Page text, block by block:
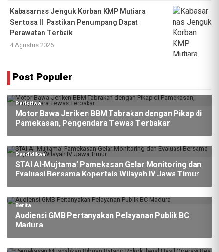
Kabasarnas Jenguk Korban KMP Mutiara
Sentosa II, Pastikan Penumpang Dapat
Perawatan Terbaik
4 Agustus 2026
Post Populer
Peristiwa
Motor Bawa Jeriken BBM Tabrakan dengan Pikap di
Pamekasan, Pengendara Tewas Terbakar
Pendidikan
STAI Al-Mujtama’ Pamekasan Gelar Monitoring dan
Evaluasi Bersama Kopertais Wilayah IV Jawa Timur
Berita
Audiensi GMB Pertanyakan Pelayanan Publik BC
Madura